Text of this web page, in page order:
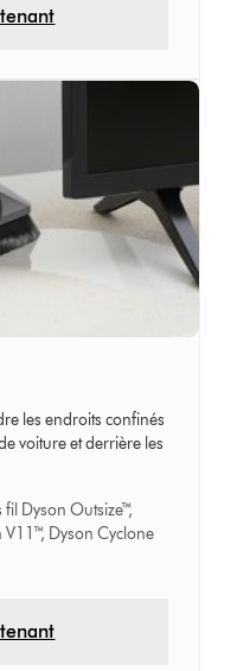
les endroits confinés
voiture et derrière les
Dyson Outsize™,
V11™, Dyson Cyclone